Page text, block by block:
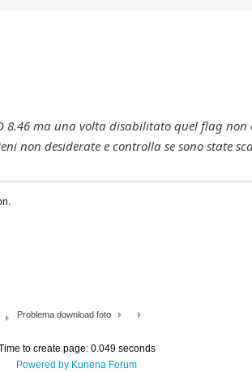
8.46 ma una volta disabilitato quel flag
non desiderate e controlla se sono state
Problema download foto
to create page: 0.049 seconds
Powered by Kunena Forum